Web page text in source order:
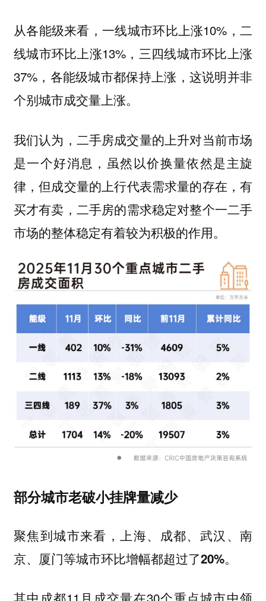
从各能级来看，一线城市环比上涨10%，二
线城市环比上涨13%，三四线城市环比上涨
37%，各能级城市都保持上涨，这说明并非
个别城市成交量上涨。
我们认为，二手房成交量的上升对当前市场
是一个好消息，虽然以价换量依然是主旋
律，但成交量的上行代表需求量的存在 ，有
买才有卖， 二手房的需求稳定对整个一二手
市场的整体稳定有着较为积极的作用。
部分城市老破小挂牌量减少
聚焦到城市来看，
上海、成都、武汉、南
京、厦门等城市环比增幅都超过了20%。